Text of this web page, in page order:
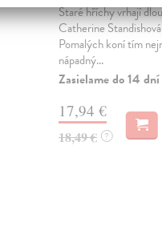
Staré hříchy vrhají
Catherine
Pomalých koní tím
nápadný...
Zasielame do 14 dní
17,94 €
18,49 € ?